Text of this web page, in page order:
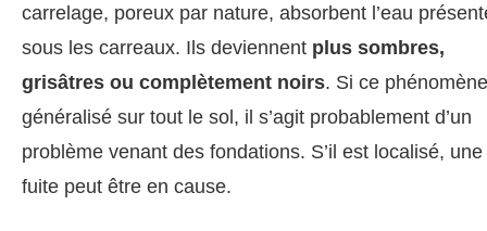
carrelage, poreux par nature, absorbent l’eau
sous les carreaux. Ils deviennent plus sombres,
grisâtres ou complètement noirs. Si ce
généralisé sur tout le sol, il s’agit probablement d’un
problème venant des fondations. S’il est localisé, une
fuite peut être en cause.